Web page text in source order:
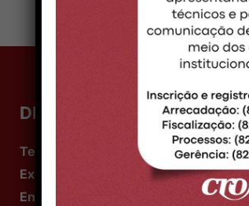
DELEGACIA ARAPIRACA
Telefone:
(82) 98880-5939
Expediente:
09h às 15h
Endereço: